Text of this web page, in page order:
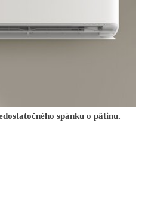
spánku o pätinu.